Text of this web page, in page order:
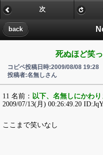
back
次
死ぬほど笑
コピペ投稿日時:2009/08/08 19:28
投稿者:名無しさん
11 名前： 以下、名無しにかわ
2009/07/13(月) 00:26:49.20
ここまで笑いなし